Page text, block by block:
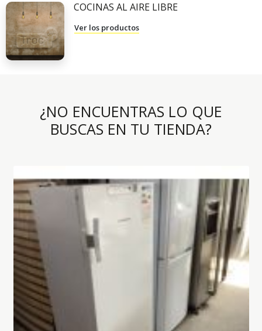
COCINAS AL AIRE LIBRE
Ver los productos
¿NO ENCUENTRAS LO QUE
BUSCAS EN TU TIENDA?